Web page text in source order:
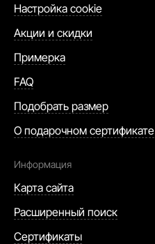
Настройка cookie
Акции и скидки
Примерка
FAQ
Подобрать размер
О подарочном сертификате
Информация
Карта сайта
Расширенный поиск
Сертификаты